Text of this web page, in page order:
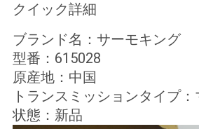
さ
い
ニ
ュ
クイック詳細
ブランド名：サーモキング
型番：615028
原産地：中国
トランスミッションタイプ
状態：新品